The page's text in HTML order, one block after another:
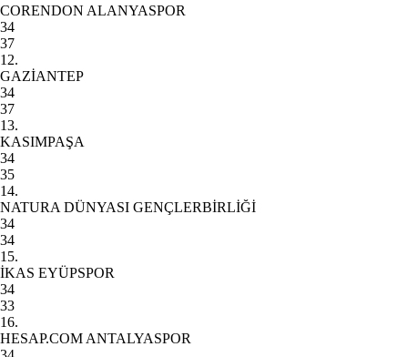
CORENDON ALANYASPOR
34
37
12.
GAZİANTEP
34
37
13.
KASIMPAŞA
34
35
14.
NATURA DÜNYASI GENÇLERBİRLİĞİ
34
34
15.
İKAS EYÜPSPOR
34
33
16.
HESAP.COM ANTALYASPOR